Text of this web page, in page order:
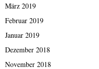
März 2019
Februar 2019
Januar 2019
Dezember 2018
November 2018